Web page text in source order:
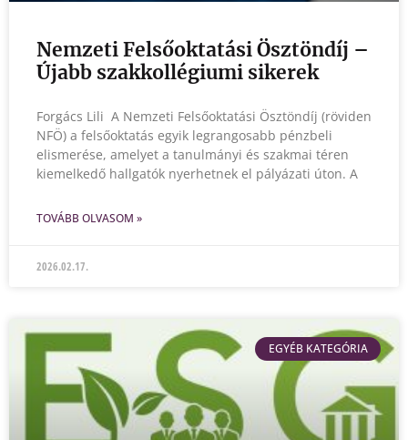
Nemzeti Felsőoktatási Ösztöndíj –
Újabb szakkollégiumi sikerek
Forgács Lili A Nemzeti Felsőoktatási Ösztöndíj (röviden
NFÖ) a felsőoktatás egyik legrangosabb pénzbeli
elismerése, amelyet a tanulmányi és szakmai téren
kiemelkedő hallgatók nyerhetnek el pályázati úton. A
TOVÁBB OLVASOM »
2026.02.17.
EGYÉB KATEGÓRIA